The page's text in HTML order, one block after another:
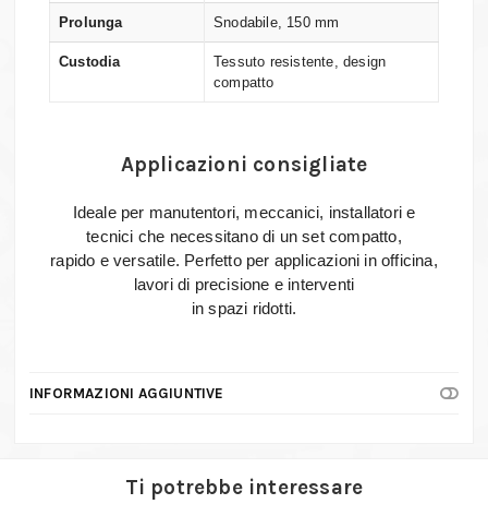
Prolunga Snodabile, 150 mm
Custodia
Tessuto resistente, design
compatto
Applicazioni consigliate
Ideale per manutentori, meccanici, installatori e
tecnici che necessitano di un set compatto,
rapido e versatile. Perfetto per applicazioni in officina,
lavori di precisione e interventi
in spazi ridotti.
INFORMAZIONI AGGIUNTIVE
Ti potrebbe interessare